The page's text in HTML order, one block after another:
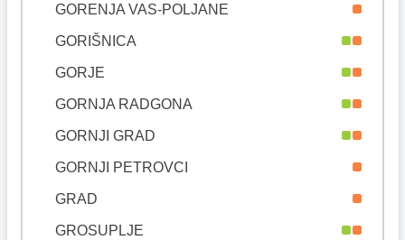
GORENJA VAS-POLJANE
GORIŠNICA
GORJE
GORNJA RADGONA
GORNJI GRAD
GORNJI PETROVCI
GRAD
GROSUPLJE